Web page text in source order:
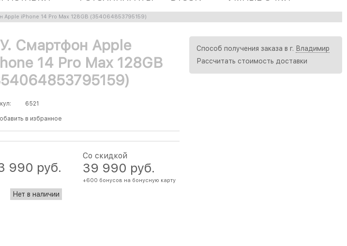
Apple iPhone 14 Pro Max 128GB (354064853795159)
Смартфон Apple
14 Pro Max 128GB
6521
в избранное
39 990 руб.
+600 бонусов на бонусную карту
Со скидкой
990 руб.
Нет в наличии
Способ получения заказа в г. Владимир
Рассчитать стоимость доставки